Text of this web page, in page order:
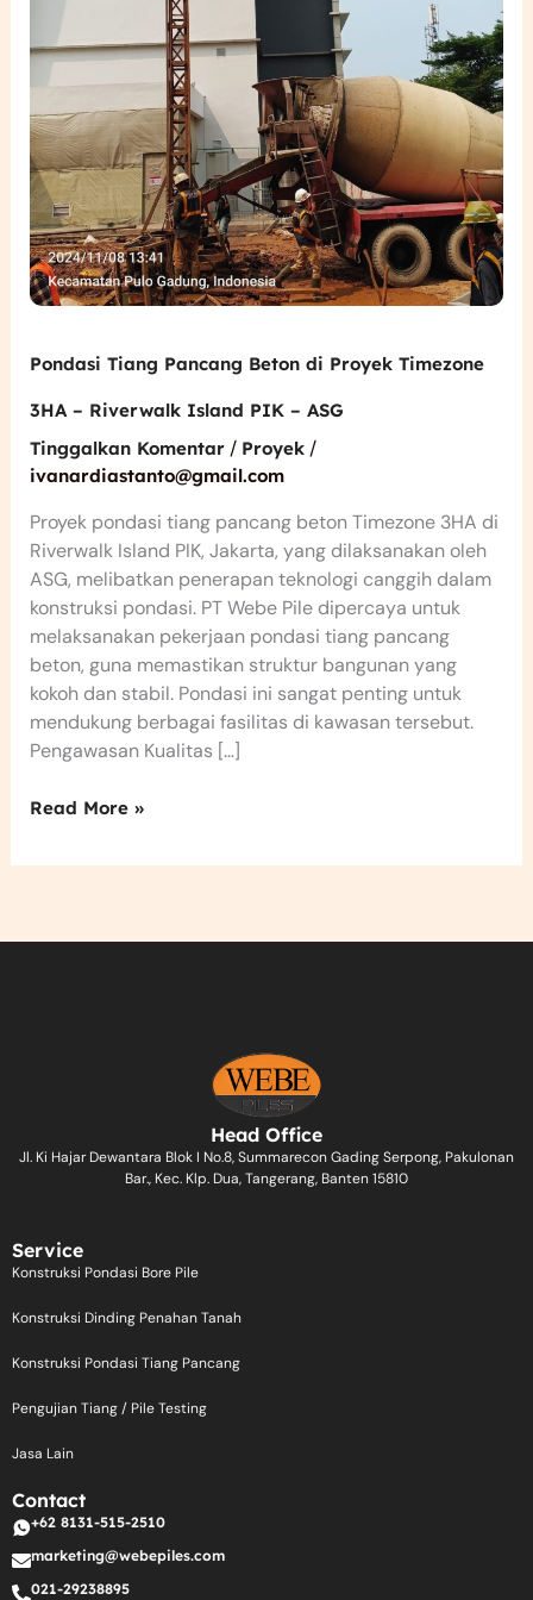
Pondasi Tiang Pancang Beton di Proyek Timezone
3HA – Riverwalk Island PIK – ASG
Tinggalkan Komentar / Proyek/
ivanardiastanto@gmail.com
Proyek pondasi tiang pancang beton Timezone 3HA di
Riverwalk Island PIK, Jakarta, yang dilaksanakan oleh
ASG, melibatkan penerapan teknologi canggih dalam
konstruksi pondasi. PT Webe Pile dipercaya untuk
melaksanakan pekerjaan pondasi tiang pancang
beton, guna memastikan struktur bangunan yang
kokoh dan stabil. Pondasi ini sangat penting untuk
mendukung berbagai fasilitas di kawasan tersebut.
Pengawasan Kualitas […]
Riverwalk
Island
PIK
–
ASG
Read More »
Head Office
Jl. Ki Hajar Dewantara Blok I No.8, Summarecon Gading Serpong, Pakulonan
Bar., Kec. Klp. Dua, Tangerang, Banten 15810
Service
Konstruksi Pondasi Bore Pile
Konstruksi Dinding Penahan Tanah
Konstruksi Pondasi Tiang Pancang
Pengujian Tiang / Pile Testing
Jasa Lain
Contact
+62 8131-515-2510
marketing@webepiles.com
021-29238895